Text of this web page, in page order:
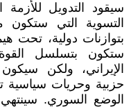
سيقود التدويل
التسوية التي
بتوازنات دولية، تحت
ستكون بتسلسل
الإيراني، ولكن
حزبية وحريات سياسية